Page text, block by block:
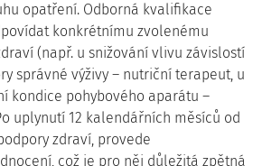
opatření. Odborná kvalifikace
konkrétnímu zvolenému
(např. u snižování vlivu závislostí
správné výživy – nutriční terapeut, u
kondice pohybového aparátu –
uplynutí 12 kalendářních měsíců od
zdraví, provede
což je pro něj důležitá zpětná